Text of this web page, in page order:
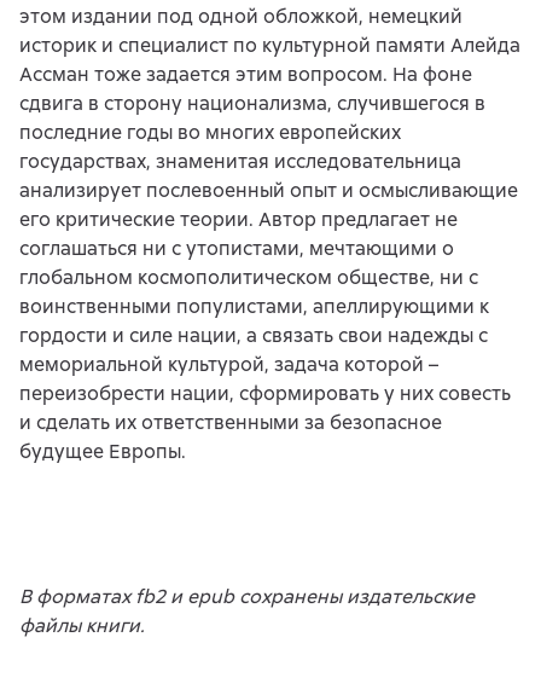
этом издании под одной обложкой, немецкий
историк и специалист по культурной памяти Алейда
Ассман тоже задается этим вопросом. На фоне
сдвига в сторону национализма, случившегося в
последние годы во многих европейских
государствах, знаменитая исследовательница
анализирует послевоенный опыт и осмысливающие
его критические теории. Автор предлагает не
соглашаться ни с утопистами, мечтающими о
глобальном космополитическом обществе, ни с
воинственными популистами, апеллирующими к
гордости и силе нации, а связать свои надежды с
мемориальной культурой, задача которой –
переизобрести нации, сформировать у них совесть
и сделать их ответственными за безопасное
будущее Европы.
В форматах fb2 и epub сохранены издательские
файлы книги.